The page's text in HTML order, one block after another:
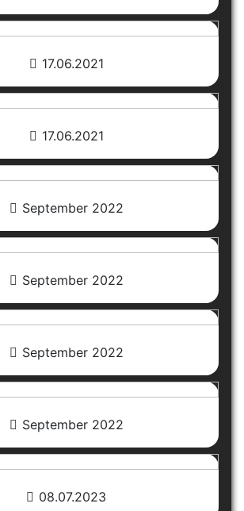
17.06.2021
17.06.2021
September 2022
September 2022
September 2022
September 2022
08.07.2023